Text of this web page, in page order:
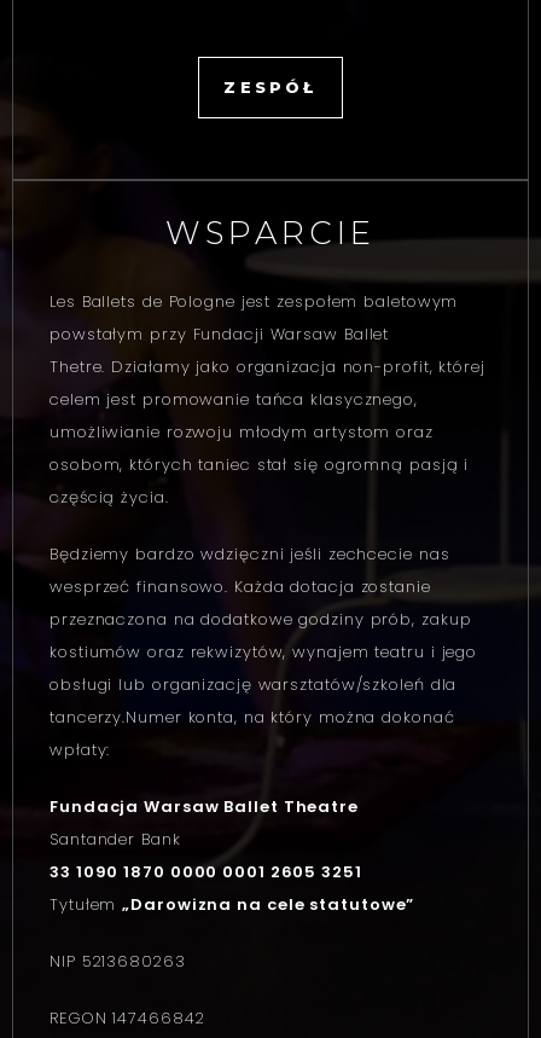
ZESPÓŁ
WSPARCIE
Les Ballets de Pologne jest zespołem baletowym
powstałym przy Fundacji Warsaw Ballet
Thetre. Działamy jako organizacja non-profit, której
celem jest promowanie tańca klasycznego,
umożliwianie rozwoju młodym artystom oraz
osobom, których taniec stał się ogromną pasją i
częścią życia.
Będziemy bardzo wdzięczni jeśli zechcecie nas
wesprzeć finansowo. Każda dotacja zostanie
przeznaczona na dodatkowe godziny prób, zakup
kostiumów oraz rekwizytów, wynajem teatru i jego
obsługi lub organizację warsztatów/szkoleń dla
tancerzy.Numer konta, na który można dokonać
wpłaty:
Fundacja Warsaw Ballet Theatre
Santander Bank
33 1090 1870 0000 0001 2605 3251
Tytułem„Darowizna na cele statutowe”
NIP 5213680263
REGON 147466842